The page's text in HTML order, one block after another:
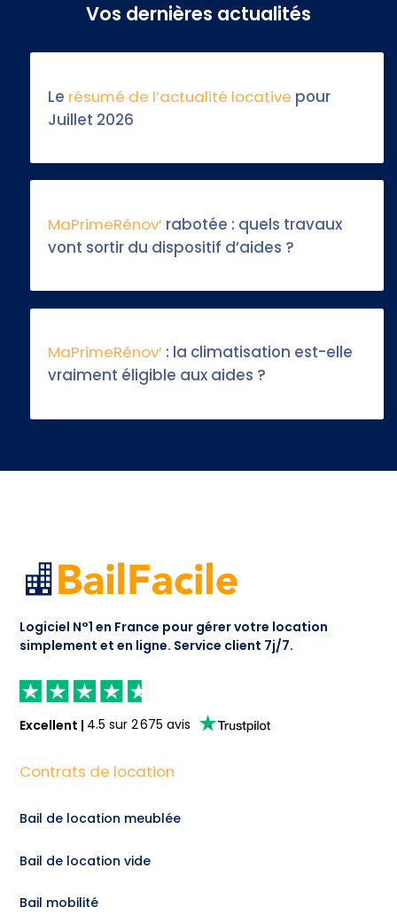
Vos dernières actualités
Le résumé de l’actualité locative pour
Juillet 2026
MaPrimeRénov’ rabotée : quels travaux
vont sortir du dispositif d’aides ?
MaPrimeRénov’ : la climatisation est-elle
vraiment éligible aux aides ?
Logiciel N°1 en France pour gérer votre location
simplement et en ligne. Service client 7j/7.
Excellent | 4.5 sur2 675 avis
Contrats de location
Bail de location meublée
Bail de location vide
Bail mobilité